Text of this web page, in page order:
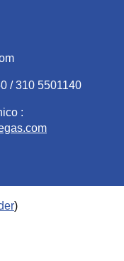
/ 310 5501140
:
)